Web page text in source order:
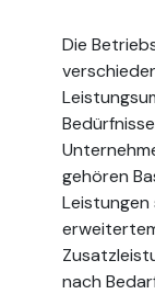
Die
gehören
Leistungen
nach